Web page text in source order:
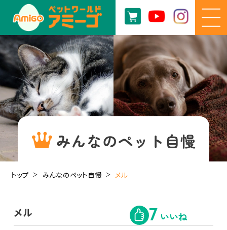
みんなのペット自慢
トップ みんなのペット自慢 メル
メル 7 いいね